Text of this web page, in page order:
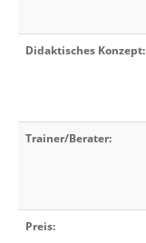
Didaktisches Konzept:
Trainer/Berater:
Preis: